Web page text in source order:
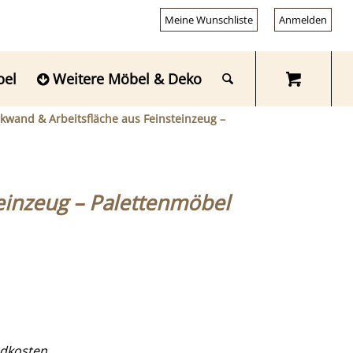
Meine Wunschliste Anmelden
Weitere Möbel & Deko
& Arbeitsfläche aus Feinsteinzeug –
– Palettenmöbel